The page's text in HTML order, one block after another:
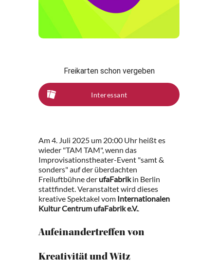
Freikarten schon vergeben
Interessant
Am 4. Juli 2025 um 20:00 Uhr heißt es
wieder "TAM TAM", wenn das
Improvisationstheater-Event "samt &
sonders" auf der überdachten
Freiluftbühne der ufaFabrikin Berlin
stattfindet. Veranstaltet wird dieses
kreative Spektakel vom Internationalen
Kultur Centrum ufaFabrik e.V..
Aufeinandertreffen von
Kreativität und Witz